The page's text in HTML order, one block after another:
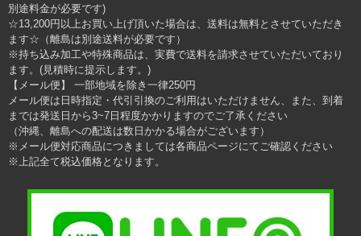
別途料金が必要です)
☆13,200円以上お買い上げ頂いた場合は、送料は無料とさせていただき
ます☆（離島は別途送料が必要です）
※持ち込み加工や特殊商品は、実費で送料を請求させていただいており
ます。(見積時に提示します。)
【メール便】 一部地域を除き一律250円
メール便は日時指定・代引引換のご利用はいただけません、また、到着
までは発送日から3~7日程度かかりますのでご了承ください
（沖縄、離島への配送は数日かかる場合がございます）
※メール便対応商品につきましては各商品ページにてご確認ください
※上記全て税込価格となります。